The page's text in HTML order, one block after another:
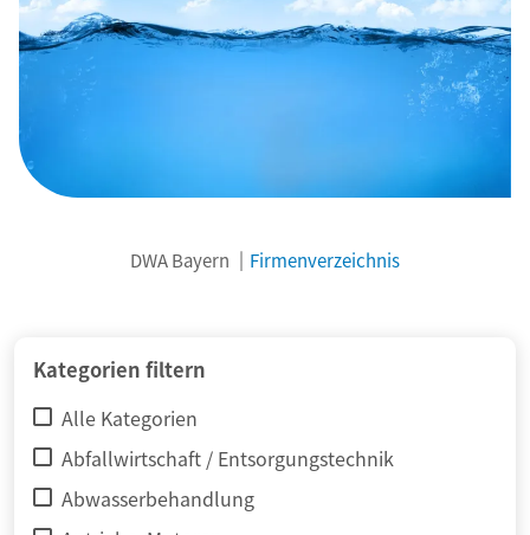
DWA Bayern Firmenverzeichnis
Kategorien filtern
Alle Kategorien
Abfallwirtschaft / Entsorgungstechnik
Abwasserbehandlung